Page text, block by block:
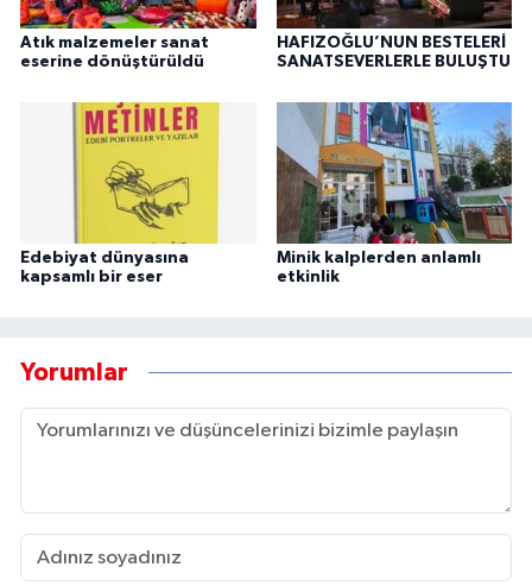
Atık malzemeler sanat
eserine dönüştürüldü
HAFIZOĞLU’NUN BESTELERİ
SANATSEVERLERLE BULUŞTU
Edebiyat dünyasına
kapsamlı bir eser
Minik kalplerden anlamlı
etkinlik
Yorumlar